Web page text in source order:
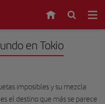
en Tokio
imposibles y su mezcla
el destino que más se parece